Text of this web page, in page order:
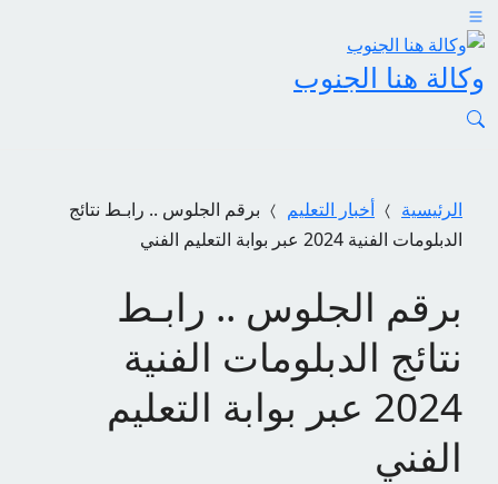
وكالة هنا الجنوب
الرئيسية أخبار التعليم
برقم الجلوس .. رابـط نتائج
الدبلومات الفنية 2024 عبر بوابة التعليم الفني
برقم الجلوس .. رابـط
نتائج الدبلومات الفنية
2024 عبر بوابة التعليم
الفني